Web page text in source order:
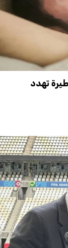
تهدد